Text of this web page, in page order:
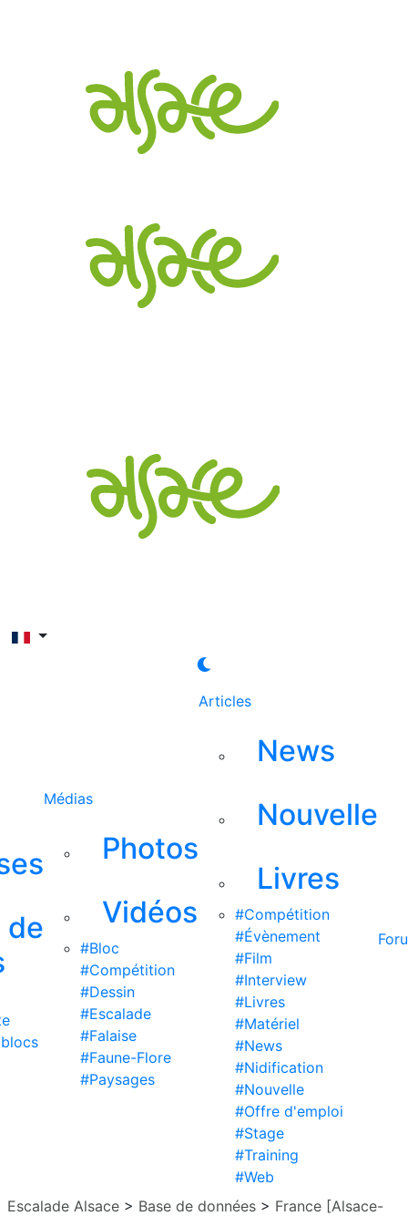
de
Médias
Photos
Vidéos
#Bloc
#Compétition
#Dessin
#Escalade
#Falaise
#Faune-Flore
#Paysages
Articles
News
Nouvelle
Livres
#Compétition
#Évènement
#Film
#Interview
#Livres
#Matériel
#News
#Nidification
#Nouvelle
#Offre d'emploi
#Stage
#Training
#Web
Escalade Alsace > Base de données > France [Alsace-